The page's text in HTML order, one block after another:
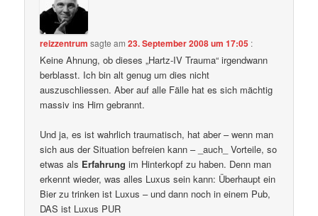
reizzentrum sagte am23. September 2008 um 17:05 :
Keine Ahnung, ob dieses „Hartz-IV Trauma“ irgendwann
berblasst. Ich bin alt genug um dies nicht
auszuschliessen. Aber auf alle Fälle hat es sich mächtig
massiv ins Hirn gebrannt.
Und ja, es ist wahrlich traumatisch, hat aber – wenn man
sich aus der Situation befreien kann – _auch_ Vorteile, so
etwas als Erfahrung im Hinterkopf zu haben. Denn man
erkennt wieder, was alles Luxus sein kann: Überhaupt ein
Bier zu trinken ist Luxus – und dann noch in einem Pub,
DAS ist Luxus PUR